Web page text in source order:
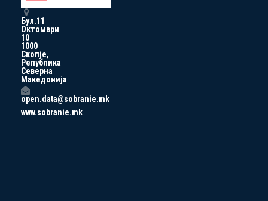
Бул.11
Октомври
10
1000
Скопје,
Република
Северна
Македонија
open.data@sobranie.mk
www.sobranie.mk